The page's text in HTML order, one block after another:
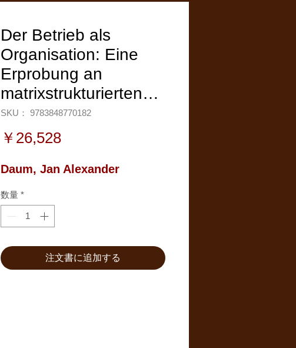
Der Betrieb als
Organisation: Eine
Erprobung an
matrixstrukturierten…
SKU： 9783848770182
￥26,528価
Daum, Jan Alexander
数量 *
注文書に追加する